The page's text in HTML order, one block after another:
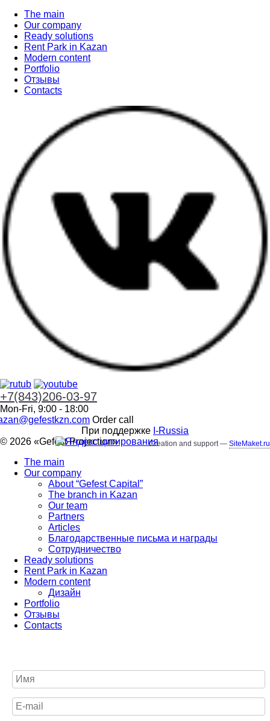
The main
Our company
Ready solutions
Rent Park in Kazan
Modern content
Portfolio
Отзывы
Contacts
+7(843)206-03-97
Mon-Fri, 9:00 - 18:00
Order call
При поддержке I-Russia
© 2026 «Gefest Projection» Creation and support — SiteMaket.ru
The main
Our company
About “Gefest Capital”
The branch in Kazan
Our team
Partners
Articles
Благодарственные письма и награды
Сотрудничество
Ready solutions
Rent Park in Kazan
Modern content
Дизайн
Portfolio
Отзывы
Contacts